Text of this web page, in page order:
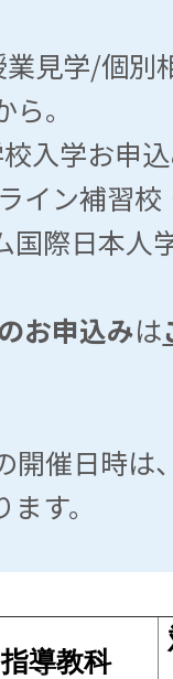
見学/個別
ら。
入学お申
ン補習校
国際日本
お申込みは
催日時は
す。
指導教科